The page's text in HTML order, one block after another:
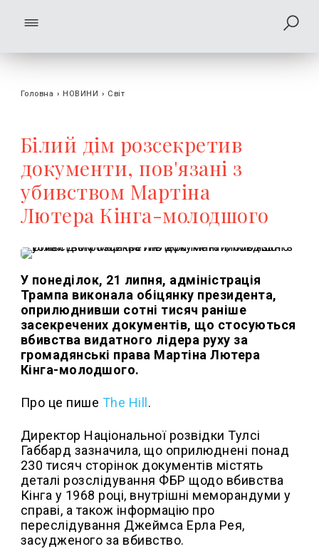
Головна › НОВИНИ › Світ
Білий дім розсекретив
документи, пов'язані з
убивством Мартіна
Лютера Кінга-молодшого
У понеділок, 21 липня, адміністрація
Трампа виконала обіцянку президента,
оприлюднивши сотні тисяч раніше
засекречених документів, що стосуються
вбивства видатного лідера руху за
громадянські права Мартіна Лютера
Кінга-молодшого.
Про це пише The Hill .
Директор Національної розвідки Тулсі
Габбард зазначила, що оприлюднені понад
230 тисяч сторінок документів містять
деталі розслідування ФБР щодо вбивства
Кінга у 1968 році, внутрішні меморандуми у
справі, а також інформацію про
переслідування Джеймса Ерла Рея,
засудженого за вбивство.